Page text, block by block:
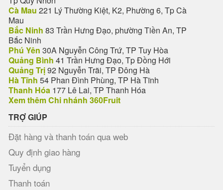
Cà Mau 221 Lý Thường Kiệt, K2, Phường 6, Tp Cà
Mau
Bắc Ninh 83 Trần Hưng Đạo, phường Tiền An, TP
Bắc Ninh
Phú Yên 30A Nguyễn Công Trứ, TP Tuy Hòa
Quảng Bình 41 Trần Hưng Đạo, Tp Đồng Hới
Quảng Trị92 Nguyễn Trãi, TP Đông Hà
Hà Tĩnh 54 Phan Đình Phùng, TP Hà Tĩnh
Thanh Hóa 177 Lê Lai, TP Thanh Hóa
Xem thêm Chi nhánh 360Fruit
TRỢ GIÚP
Đặt hàng và thanh toán qua web
Quy định giao hàng
Tuyển dụng
Thanh toán